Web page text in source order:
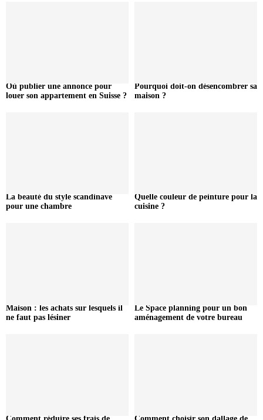
Où publier une annonce pour
louer son appartement en Suisse ?
Pourquoi doit-on désencombrer sa
maison ?
La beauté du style scandinave
pour une chambre
Quelle couleur de peinture pour la
cuisine ?
Maison : les achats sur lesquels il
ne faut pas lésiner
Le Space planning pour un bon
aménagement de votre bureau